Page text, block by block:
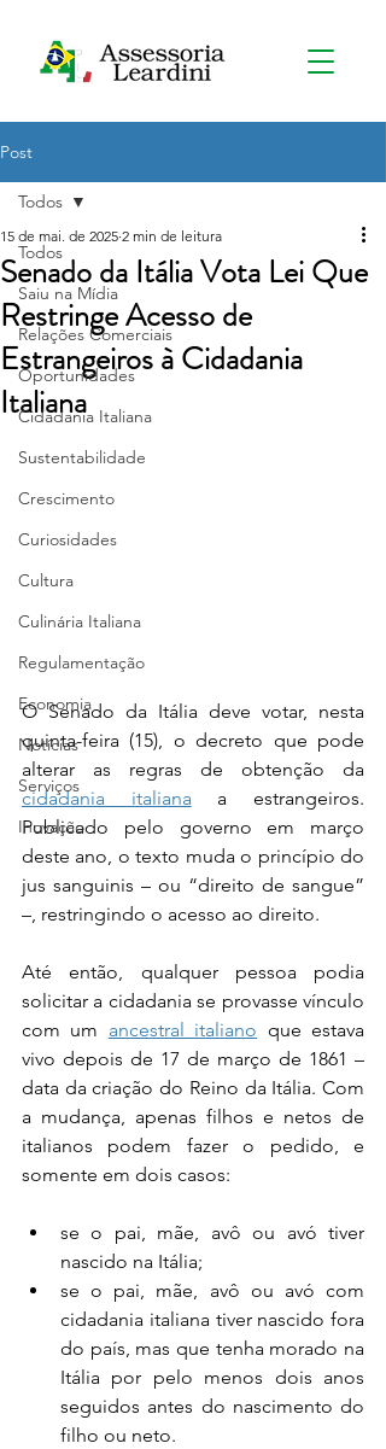
Post
Todos
Saiu na Mídia
Relações Comerciais
Oportunidades
Cidadania Italiana
Sustentabilidade
Crescimento
Curiosidades
Cultura
Culinária Italiana
Regulamentação
Economia
Notícias
Serviços
Inovação
Todos
Senado da Itália Vota Lei Que
Restringe Acesso de
Estrangeiros à Cidadania
Italiana
15 de mai. de 2025 2 min de leitura
O Senado da Itália deve votar, nesta
quinta-feira (15), o decreto que pode
cidadania italiana a estrangeiros.
Publicado pelo governo em março
deste ano, o texto muda o princípio do
jus sanguinis – ou “direito de sangue”
–, restringindo o acesso ao direito.
Até então, qualquer pessoa podia
solicitar a cidadania se provasse vínculo
com um ancestral italiano que estava
vivo depois de 17 de março de 1861 –
data da criação do Reino da Itália. Com
a mudança, apenas filhos e netos de
italianos podem fazer o pedido, e
somente em dois casos:
se o pai, mãe, avô ou avó tiver
nascido na Itália;
se o pai, mãe, avô ou avó com
cidadania italiana tiver nascido fora
do país, mas que tenha morado na
Itália por pelo menos dois anos
seguidos antes do nascimento do
filho ou neto.